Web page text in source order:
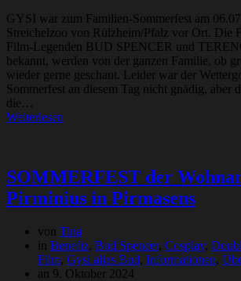
GYSI war zum Familien-Sommerfest am
Streichelzoo von Rülzheim/Pfalz vor Ort. Die
Film-Legenden BUD SPENCER und
bekannt, werden von der ganzen Familie, ob
wieder gerne geschaut. Leider war der
Sommerfest an diesem Tag nicht gnädig, aber
die…
Weiterlesen
SOMMERFEST der
Pirminius in Pirmasens
von Tina
in Benefiz, Bud Spencer, Cosplay,
Film, Gysi alias Bud, Informationen,
an 9. Oktober 2024